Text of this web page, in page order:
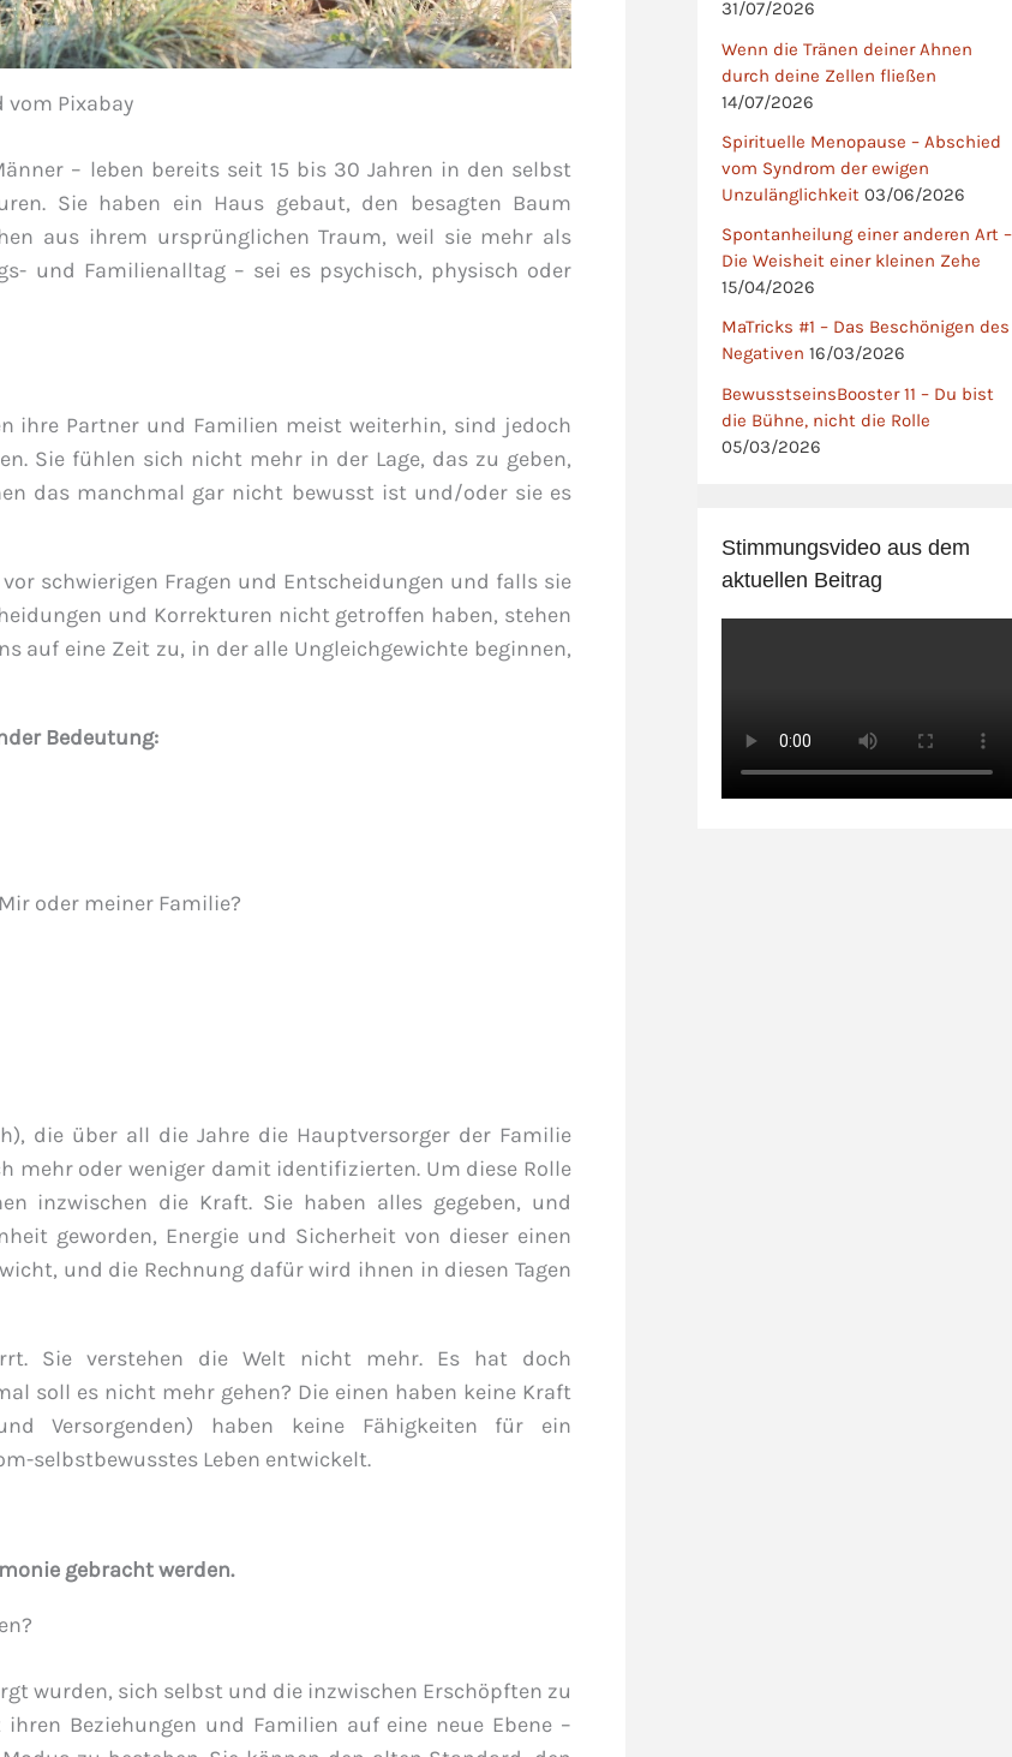
vom Pixabay
– leben bereits seit 15 bis 30 Jahren in den selbst
Sie haben ein Haus gebaut, den besagten Baum
aus ihrem ursprünglichen Traum, weil sie mehr als
und Familienalltag – sei es psychisch, physisch oder
ihre Partner und Familien meist weiterhin, sind jedoch
Sie fühlen sich nicht mehr in der Lage, das zu geben,
das manchmal gar nicht bewusst ist und/oder sie es
schwierigen Fragen und Entscheidungen und falls sie
und Korrekturen nicht getroffen haben, stehen
auf eine Zeit zu, in der alle Ungleichgewichte beginnen,
Bedeutung:
oder meiner Familie?
die über all die Jahre die Hauptversorger der Familie
mehr oder weniger damit identifizierten. Um diese Rolle
inzwischen die Kraft. Sie haben alles gegeben, und
geworden, Energie und Sicherheit von dieser einen
und die Rechnung dafür wird ihnen in diesen Tagen
Sie verstehen die Welt nicht mehr. Es hat doch
soll es nicht mehr gehen? Die einen haben keine Kraft
Versorgenden) haben keine Fähigkeiten für ein
selbstbewusstes Leben entwickelt.
gebracht werden.
wurden, sich selbst und die inzwischen Erschöpften zu
Beziehungen und Familien auf eine neue Ebene –
31/07/2026
Wenn die Tränen deiner Ahnen
durch deine Zellen fließen
14/07/2026
Spirituelle Menopause – Abschied
vom Syndrom der ewigen
Unzulänglichkeit 03/06/2026
Spontanheilung einer anderen Art –
Die Weisheit einer kleinen Zehe
15/04/2026
MaTricks #1 – Das Beschönigen des
Negativen 16/03/2026
BewusstseinsBooster 11 – Du bist
die Bühne, nicht die Rolle
05/03/2026
Stimmungsvideo aus dem
aktuellen Beitrag